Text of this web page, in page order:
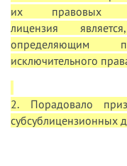
их правовых
лицензия
определяющим
исключительного
2. Порадовало
субсублицензионных